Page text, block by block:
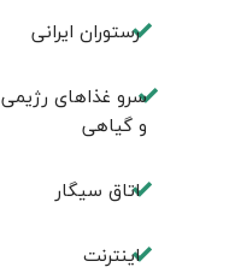
رستوران ایرانی
سرو غذاهای رژیمی
و گیاهی
اتاق سیگار
اینترنت